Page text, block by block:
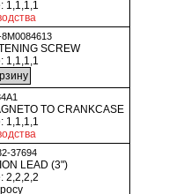
1,1,1,1
8M0084613
SCREW
1,1,1,1
TO CRANKCASE
1,1,1,1
37694
LEAD (3")
2,2,2,2